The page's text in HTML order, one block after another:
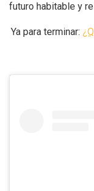
futuro habitable y
Ya para terminar: